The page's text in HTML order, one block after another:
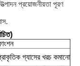
প্রয়োজনীয়তা পূরণ
গ্যাসের খরচ কমানো